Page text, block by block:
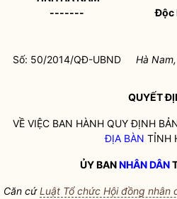
-------
Độc
Số: 50/2014/QĐ-UBND Hà Nam
QUYẾT
VỀ VIỆC BAN HÀNH QUY ĐỊNH
ĐỊA BÀN TỈNH
ỦY BANNHÂN DÂN
Căn cứLuật Tổ chức Hội đồng nhân